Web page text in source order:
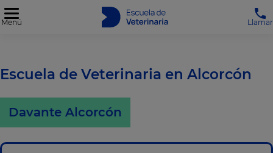
Menú Llamar
Escuela de Veterinaria en Alcorcón
Davante Alcorcón